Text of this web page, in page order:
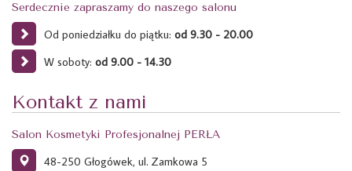
Serdecznie zapraszamy do naszego salonu
Od poniedziałku do piątku: od 9.30 - 20.00
W soboty: od 9.00 - 14.30
Kontakt z nami
Salon Kosmetyki Profesjonalnej PERŁA
48-250 Głogówek, ul. Zamkowa 5